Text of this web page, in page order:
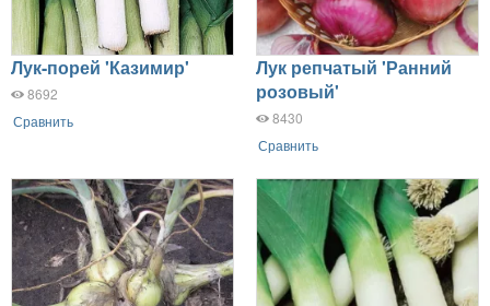
Лук-порей 'Казимир'
8692
Сравнить
Лук репчатый 'Ранний
розовый'
8430
Сравнить